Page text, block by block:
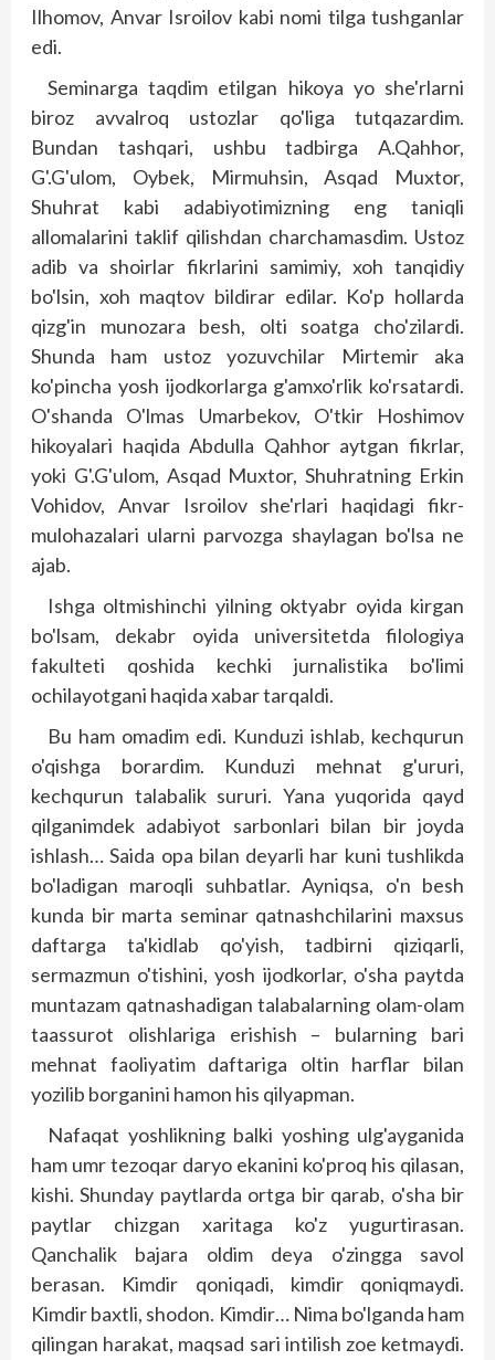
Ilhomov, Anvar Isroilov kabi nomi tilga tushganlar
edi.
Seminarga taqdim etilgan hikoya yo she'rlarni
biroz avvalroq ustozlar qo'liga tutqazardim.
Bundan tashqari, ushbu tadbirga A.Qahhor,
G'.G'ulom, Oybek, Mirmuhsin, Asqad Muxtor,
Shuhrat kabi adabiyotimizning eng taniqli
allomalarini taklif qilishdan charchamasdim. Ustoz
adib va shoirlar fikr­larini samimiy, xoh tanqidiy
bo'lsin, xoh maqtov bildirar edilar. Ko'p hollarda
qizg'in munozara besh, olti soatga cho'zilardi.
Shunda ham ustoz yozuvchilar Mirtemir aka
ko'pincha yosh ijodkorlarga g'amxo'rlik ko'rsatardi.
O'shanda O'lmas Umarbekov, O'tkir Hoshimov
hikoyalari haqida Abdulla Qahhor ayt­gan fikrlar,
yoki G'.G'ulom, Asqad Muxtor, Shuhratning Erkin
Vohidov, Anvar Isroilov she'rlari haqidagi fikr-
mulohazalari ularni parvozga shaylagan bo'lsa ne
ajab.
Ishga oltmishinchi yilning oktyabr oyida kirgan
bo'lsam, dekabr oyida universitetda filologiya
fakulteti qoshida kechki jurnalistika bo'limi
ochilayotgani haqida xabar tarqaldi.
Bu ham omadim edi. Kunduzi ishlab, kechqurun
o'qishga borardim. Kunduzi mehnat g'ururi,
kechqurun talabalik sururi. Yana yuqorida qayd
qilganimdek adabiyot sarbonlari bilan bir joyda
ishlash… Saida opa bilan deyarli har kuni tushlikda
bo'ladigan maroqli suhbatlar. Ayniqsa, o'n besh
kunda bir marta seminar qatnash­chilarini maxsus
daftarga ta'kidlab qo'yish, tadbirni qiziqarli,
sermazmun o'tishini, yosh ijodkorlar, o'sha paytda
muntazam qatnashadigan talabalarning olam-olam
taassurot olishlariga erishish – bularning bari
mehnat faoliyatim daftariga oltin harflar bilan
yozilib borganini hamon his qilyapman.
Nafaqat yoshlikning balki yoshing ulg'ayganida
ham umr tezoqar daryo ekanini ko'proq his qilasan,
kishi. Shunday paytlarda ortga bir qarab, o'sha bir
paytlar chizgan xaritaga ko'z yugurtirasan.
Qanchalik bajara oldim deya o'zingga savol
berasan. Kimdir qoniqadi, kimdir qoniqmaydi.
Kimdir baxtli, shodon. Kimdir… Nima bo'lganda ham
qilingan harakat, maqsad sari intilish zoe ketmaydi.